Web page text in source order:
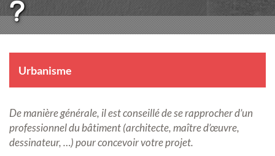
?
Urbanisme
De manière générale, il est conseillé de se rapprocher d’un
professionnel du bâtiment (architecte, maître d’œuvre,
dessinateur, …) pour concevoir votre projet.